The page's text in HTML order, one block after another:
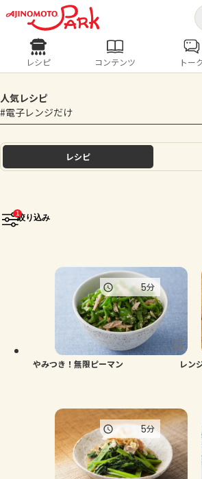
ログインするとレシピを保
ホーム
トーク
よくあるお問い合わせ
お買い物
レシピ
人気の食材・レシピ
きゅうり
レシピ コンテンツ トー
人気レシピ
#電子レンジだけ
レシピ
1絞り込み
やみつき！無限ピーマン
5分
レン
5分